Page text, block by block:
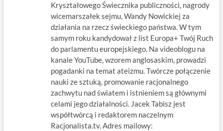
Kryształowego Świecznika publiczności, nagrody
wicemarszałek sejmu, Wandy Nowickiej za
działania na rzecz świeckiego państwa. W tym
samym roku kandydował z list Europa+ Twój Ruch
do parlamentu europejskiego. Na videoblogu na
kanale YouTube, wzorem anglosaskim, prowadzi
pogadanki na temat ateizmu. Twórcze połączenie
nauki ze sztuką, promowanie racjonalnego
zachwytu nad światem i istnieniem są głównymi
celami jego działalności. Jacek Tabisz jest
współtwórcą i redaktorem naczelnym
Racjonalista.tv. Adres mailowy: